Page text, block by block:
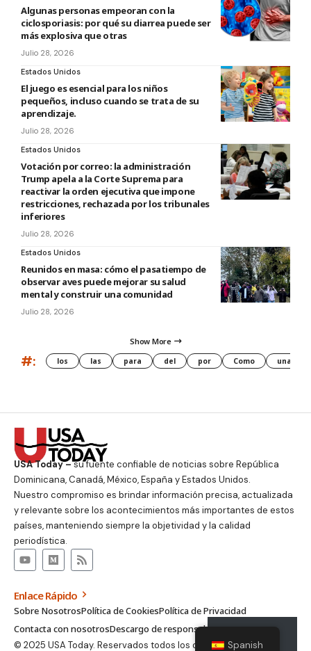
Algunas personas empeoran con la
ciclosporiasis: por qué su diarrea puede ser
más explosiva que otras
Julio 28, 2026
Estados Unidos
El juego es esencial para los niños
pequeños, incluso cuando se trata de su
aprendizaje.
Julio 28, 2026
Estados Unidos
Votación por correo: la administración
Trump apela a la Corte Suprema para
reactivar la orden ejecutiva que impone
restricciones, rechazada por los tribunales
inferiores
Julio 28, 2026
Estados Unidos
Reunidos en masa: cómo el pasatiempo de
observar aves puede mejorar su salud
mental y construir una comunidad
Julio 28, 2026
Show More
#: los las para del por Como una
USA Today –su fuente confiable de noticias sobre República
Dominicana, Canadá, México, España y Estados Unidos.
Nuestro compromiso es brindar información precisa, actualizada
y relevante sobre los acontecimientos más importantes de estos
países, manteniendo siempre la objetividad y la calidad
periodística.
Enlace Rápido
Sobre NosotrosPolítica de CookiesPolítica de Privacidad
Contacta con nosotrosDescargo de responsabilidad
© 2025 USA Today. Reservados todos los derechos.Spanish